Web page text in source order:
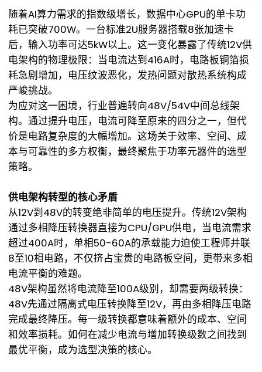
随着AI算力需求的指数级增长，数据中心GPU的单卡功
耗已突破700W。一台标准2U服务器搭载8张加速卡
后，输入功率可达5kW以上。这一变化暴露了传统12V供
电架构的物理极限：当电流达到416A时，电路板铜箔损
耗急剧增加，电压纹波恶化，发热问题对散热系统构成
严峻挑战。
为应对这一困境，行业普遍转向48V/54V中间总线架
构。通过提升电压，电流可降至原来的四分之一，但代
价是电路复杂度的大幅增加。这场关于效率、空间、成
本与可靠性的多方权衡，最终聚焦于功率元器件的选型
策略。
供电架构转型的核心矛盾
从12V到48V的转变绝非简单的电压提升。传统12V架构
通过多相降压转换器直接为CPU/GPU供电，当电流需求
超过400A时，单相50-60A的承载能力迫使工程师并联
8至10相电路，不仅挤占宝贵的电路板空间，更带来多相
电流平衡的难题。
48V架构虽然将电流降至100A级别，却需要两级转换：
48V先通过隔离式电压转换降至12V，再由多相降压电路
完成最终降压。每一级转换都意味着额外的成本、空间
和效率损耗。如何在减少电流与增加转换级数之间找到
最优平衡，成为选型决策的核心。